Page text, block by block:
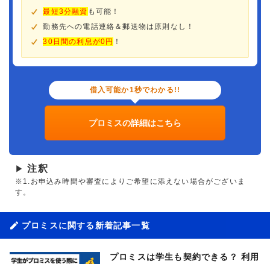
最短3分融資 も可能！
勤務先への電話連絡＆郵送物は原則なし！
30日間の利息が0円 ！
借入可能か1秒でわかる!!
プロミスの詳細はこちら
▶ 注釈
※1.お申込み時間や審査によりご希望に添えない場合がございま
す。
プロミスに関する新着記事一覧
プロミスは学生も契約できる？ 利用